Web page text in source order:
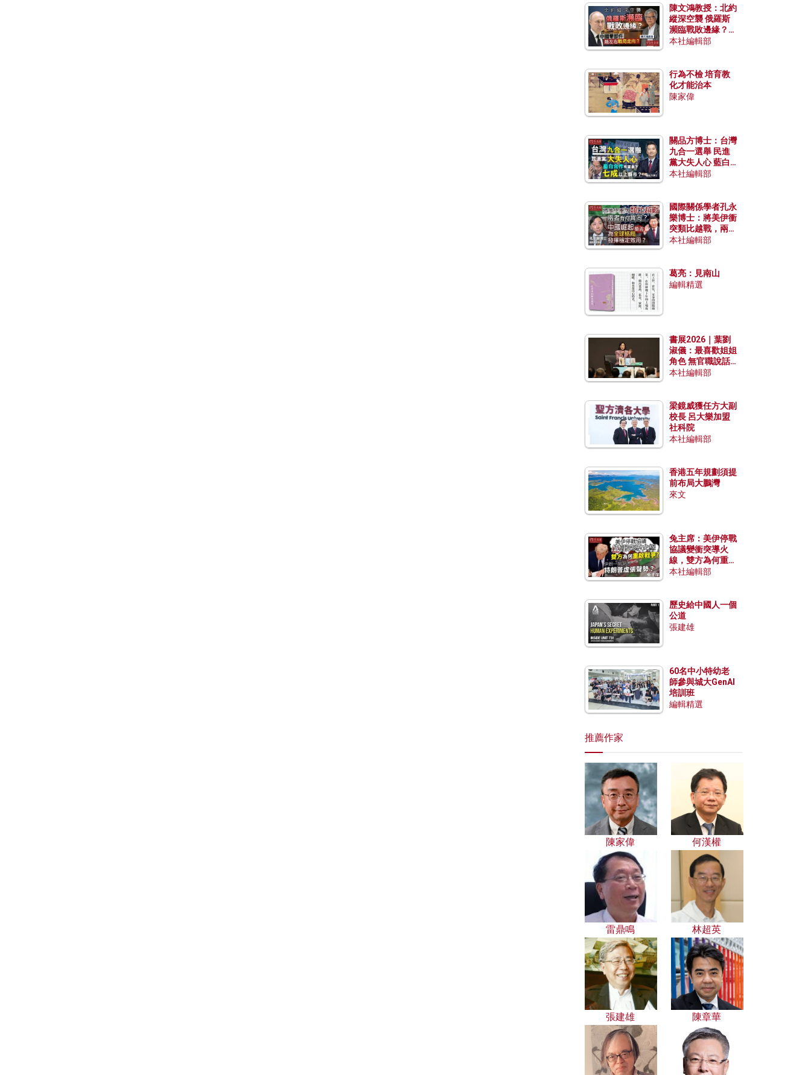
陳文鴻教授：北約
縱深空襲 俄羅斯
瀕臨戰敗邊緣？中
國零部件能左右戰
本社編輯部
行為不檢 培育教
化才能治本
陳家偉
關品方博士：台灣
九合一選舉 民進
黨大失人心 藍白
合作有望拿下七成
本社編輯部
國際關係學者孔永
樂博士：將美伊衝
突類比越戰，兩者
有何異同？中國崛
本社編輯部
葛亮：見南山
編輯精選
書展2026｜葉劉
淑儀：最喜歡姐姐
角色 無官職說話
包袱少
本社編輯部
梁鏡威獲任方大副
校長 呂大樂加盟
社科院
本社編輯部
香港五年規劃須提
前布局大鵬灣
來文
兔主席：美伊停戰
協議變衝突導火
線，雙方為何重啟
戰爭？伊朗一早洞
本社編輯部
歷史給中國人一個
公道
張建雄
60名中小特幼老
師參與城大GenAI
培訓班
編輯精選
推薦作家
陳家偉 何漢權
雷鼎鳴 林超英
張建雄 陳章華